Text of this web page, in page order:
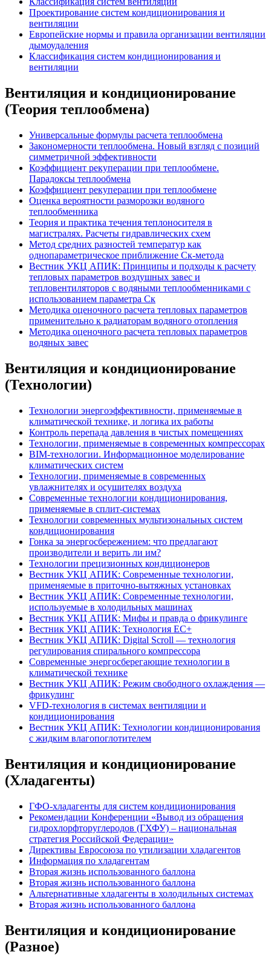
Проектирование систем кондиционирования и
вентиляции
Европейские нормы и правила организации вентиляции
дымоудаления
Классификация систем кондиционирования и
вентиляции
Вентиляция и кондиционирование
(Теория теплообмена)
Универсальные формулы расчета теплообмена
Закономерности теплообмена. Новый взгляд с позиций
симметричной эффективности
Коэффициент рекуперации при теплообмене.
Парадоксы теплообмена
Коэффициент рекуперации при теплообмене
Оценка вероятности разморозки водяного
теплообменника
Теория и практика течения теплоносителя в
магистралях. Расчеты гидравлических схем
Метод средних разностей температур как
однопараметрическое приближение Ск-метода
Вестник УКЦ АПИК: Принципы и подходы к расчету
тепловых параметров воздушных завес и
тепловентиляторов с водяными теплообменниками с
использованием параметра Ск
Методика оценочного расчета тепловых параметров
применительно к радиаторам водяного отопления
Методика оценочного расчета тепловых параметров
водяных завес
Вентиляция и кондиционирование
(Технологии)
Технологии энергоэффективности, применяемые в
климатической технике, и логика их работы
Контроль перепада давления в чистых помещениях
Технологии, применяемые в современных компрессорах
BIM-технологии. Информационное моделирование
климатических систем
Технологии, применяемые в современных
увлажнителях и осушителях воздуха
Современные технологии кондиционирования,
применяемые в сплит-системах
Технологии современных мультизональных систем
кондиционирования
Гонка за энергосбережением: что предлагают
производители и верить ли им?
Технологии прецизионных кондиционеров
Вестник УКЦ АПИК: Современные технологии,
применяемые в приточно-вытяжных установках
Вестник УКЦ АПИК: Современные технологии,
используемые в холодильных машинах
Вестник УКЦ АПИК: Мифы и правда о фрикулинге
Вестник УКЦ АПИК: Технология EC+
Вестник УКЦ АПИК: Digital Scroll — технология
регулирования спирального компрессора
Современные энергосберегающие технологии в
климатической технике
Вестник УКЦ АПИК: Режим свободного охлаждения —
фрикулинг
VFD-технология в системах вентиляции и
кондиционирования
Вестник УКЦ АПИК: Технологии кондиционирования
с жидким влагопоглотителем
Вентиляция и кондиционирование
(Хладагенты)
ГФО-хладагенты для систем кондиционирования
Рекомендации Конференции «Вывод из обращения
гидрохлорфторуглеродов (ГХФУ) – национальная
стратегия Российской Федерации»
Директивы Евросоюза по утилизации хладагентов
Информация по хладагентам
Вторая жизнь использованного баллона
Вторая жизнь использованного баллона
Альтернативные хладагенты в холодильных системах
Вторая жизнь использованного баллона
Вентиляция и кондиционирование
(Разное)